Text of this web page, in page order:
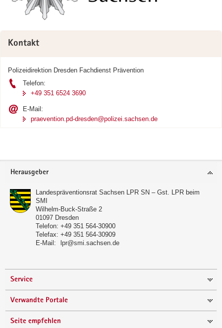
Kontakt
Polizeidirektion Dresden Fachdienst Prävention
Telefon:
+49 351 6524 3690
E-Mail:
praevention.pd-dresden@polizei.sachsen.de
Footer-
Herausgeber
Landespräventionsrat Sachsen LPR SN – Gst. LPR beim
SMI
Wilhelm-Buck-Straße 2
01097 Dresden
Telefon: +49 351 564-30900
Telefax: +49 351 564-30909
E-Mail:
lpr@smi.sachsen.de
Service
Verwandte Portale
Seite empfehlen